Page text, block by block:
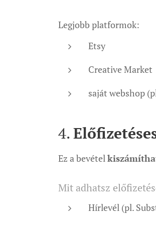
Legjobb platformok:
Etsy
Creative Market
saját webshop
4.
Ez a bevétel
Mit adhatsz
Hírlevél (pl.